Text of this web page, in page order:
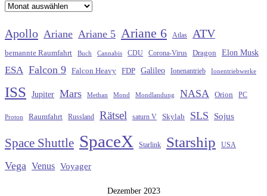
Archiv
Apollo Ariane Ariane 5 Ariane 6 Atlas ATV
bemannte Raumfahrt Buch Cannabis CDU Corona-Virus Dragon Elon Musk
ESA Falcon 9 Falcon Heavy FDP Galileo Ionenantrieb Ionentriebwerke
ISS Jupiter Mars Methan Mond Mondlandung NASA Orion PC
Proton Raumfahrt Russland Rätsel saturn V Skylab SLS Sojus
Space Shuttle SpaceX Starlink Starship USA
Vega Venus Voyager
Dezember 2023